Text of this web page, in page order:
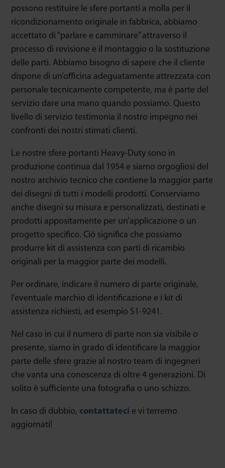
possono restituire le sfere portanti a molla per il
ricondizionamento originale in fabbrica, abbiamo
accettato di “parlare e camminare” attraverso il
processo di revisione e il montaggio o la sostituzione
delle parti. Abbiamo bisogno di sapere che il cliente
dispone di un’officina adeguatamente attrezzata con
personale tecnicamente competente, ma è parte del
servizio dare una mano quando possiamo. Questo
livello di servizio testimonia il nostro impegno nei
confronti dei nostri stimati clienti.
Le nostre sfere portanti Heavy-Duty sono in
produzione continua dal 1954 e siamo orgogliosi del
nostro archivio tecnico che contiene la maggior parte
dei disegni di tutti i modelli prodotti. Conserviamo
anche disegni su misura e personalizzati, destinati e
prodotti appositamente per un’applicazione o un
progetto specifico. Ciò significa che possiamo
produrre kit di assistenza con parti di ricambio
originali per la maggior parte dei modelli.
Per ordinare, indicare il numero di parte originale,
l’eventuale marchio di identificazione e i kit di
assistenza richiesti, ad esempio S1-9241.
Nel caso in cui il numero di parte non sia visibile o
presente, siamo in grado di identificare la maggior
parte delle sfere grazie al nostro team di ingegneri
che vanta una conoscenza di oltre 4 generazioni. Di
solito è sufficiente una fotografia o uno schizzo.
In caso di dubbio, contattateci e vi terremo
aggiornati!